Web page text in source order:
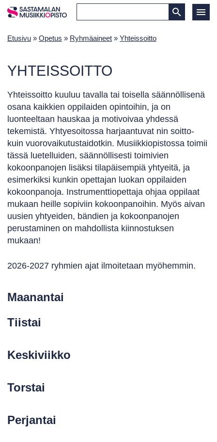
Etusivu » Opetus » Ryhmäaineet » Yhteissoitto
YHTEISSOITTO
Yhteissoitto kuuluu tavalla tai toisella säännöllisenä
osana kaikkien oppilaiden opintoihin, ja on
luonteeltaan hauskaa ja motivoivaa yhdessä
tekemistä. Yhtyesoitossa harjaantuvat nin soitto-
kuin vuorovaikutustaidotkin. Musiikkiopistossa toimii
tässä luetelluiden, säännöllisesti toimivien
kokoonpanojen lisäksi tilapäisempiä yhtyeitä, ja
esimerkiksi kunkin opettajan luokan oppilaiden
kokoonpanoja. Instrumenttiopettaja ohjaa oppilaat
mukaan heille sopiviin kokoonpanoihin. Myös aivan
uusien yhtyeiden, bändien ja kokoonpanojen
perustaminen on mahdollista kiinnostuksen
mukaan!
2026-2027 ryhmien ajat ilmoitetaan myöhemmin.
Maanantai
Tiistai
Keskiviikko
Torstai
Perjantai